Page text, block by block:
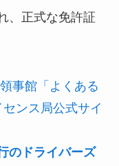
、正式な免許証
事館「よくある
ンス局公式サイ
のドライバーズ